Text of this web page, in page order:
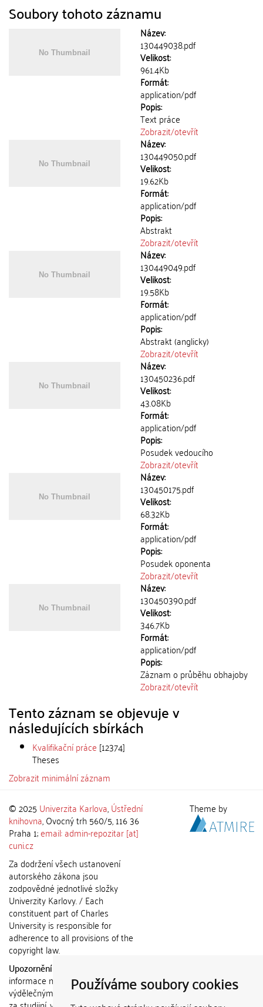
Používáme soubory cookies
Soubory tohoto záznamu
Název:
130449038.pdf
Velikost:
961.4Kb
Formát:
application/pdf
Popis:
Text práce
Zobrazit/otevřít
Název:
130449050.pdf
Velikost:
19.62Kb
Formát:
application/pdf
Popis:
Abstrakt
Zobrazit/otevřít
Název:
130449049.pdf
Velikost:
19.58Kb
Formát:
application/pdf
Popis:
Abstrakt (anglicky)
Zobrazit/otevřít
Název:
130450236.pdf
Velikost:
43.08Kb
Formát:
application/pdf
Popis:
Posudek vedoucího
Zobrazit/otevřít
Název:
130450175.pdf
Velikost:
68.32Kb
Formát:
application/pdf
Popis:
Posudek oponenta
Zobrazit/otevřít
Název:
130450390.pdf
Velikost:
346.7Kb
Formát:
application/pdf
Popis:
Záznam o průběhu obhajoby
Zobrazit/otevřít
Tento záznam se objevuje v
následujících sbírkách
Kvalifikační práce [12374]
Theses
Zobrazit minimální záznam
© 2025 Univerzita Karlova,Ústřední
knihovna, Ovocný trh 560/5, 116 36
Praha 1;email: admin-repozitar [at]
cuni.cz
Za dodržení všech ustanovení
autorského zákona jsou
zodpovědné jednotlivé složky
Univerzity Karlovy. / Each
constituent part of Charles
University is responsible for
adherence to all provisions of the
copyright law.
Upozornění / Notice:
informace nemohou být použity k
výdělečným účelům nebo vydávány
Theme by